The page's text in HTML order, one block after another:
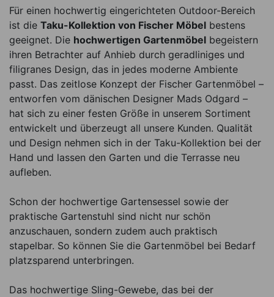
Für einen hochwertig eingerichteten Outdoor-Bereich
ist die Taku-Kollektion von Fischer Möbel bestens
geeignet. Die hochwertigen Gartenmöbel begeistern
ihren Betrachter auf Anhieb durch geradliniges und
filigranes Design, das in jedes moderne Ambiente
passt. Das zeitlose Konzept der Fischer Gartenmöbel –
entworfen vom dänischen Designer Mads Odgard –
hat sich zu einer festen Größe in unserem Sortiment
entwickelt und überzeugt all unsere Kunden. Qualität
und Design nehmen sich in der Taku-Kollektion bei der
Hand und lassen den Garten und die Terrasse neu
aufleben.
Schon der hochwertige Gartensessel sowie der
praktische Gartenstuhl sind nicht nur schön
anzuschauen, sondern zudem auch praktisch
stapelbar. So können Sie die Gartenmöbel bei Bedarf
platzsparend unterbringen.
Das hochwertige Sling-Gewebe, das bei der